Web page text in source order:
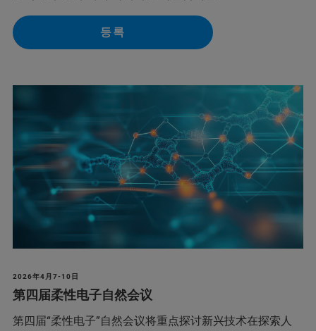
등록
2026年4月7-10日
第四届柔性电子自然会议
第四届“柔性电子”自然会议将重点探讨新兴技术在探索人